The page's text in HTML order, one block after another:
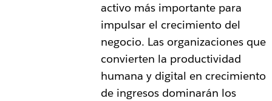
activo más importante para
impulsar el crecimiento del
negocio. Las organizaciones que
convierten la productividad
humana y digital en crecimiento
de ingresos dominarán los